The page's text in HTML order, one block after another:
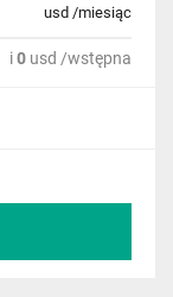
usd /miesiąc
i0 usd /wstępna